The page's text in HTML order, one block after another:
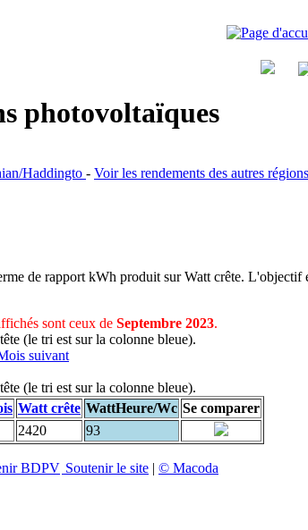
photovoltaïques
Haddingto - Voir les rendements des autres régions
de rapport kWh produit sur Watt crête. L'objectif
sont ceux de Septembre 2023.
(le tri est sur la colonne bleue).
suivant
(le tri est sur la colonne bleue).
Watt crête WattHeure/Wc Se comparer
2420 93
Soutenir le site | © Macoda